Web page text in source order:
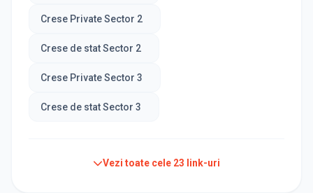
Crese Private Sector 2
Crese de stat Sector 2
Crese Private Sector 3
Crese de stat Sector 3
Vezi toate cele 23 link-uri